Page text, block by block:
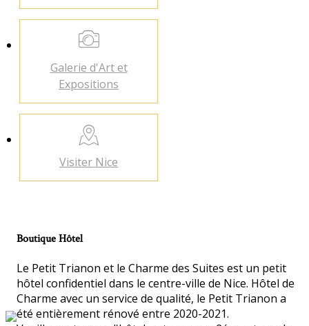
Galerie d'Artet
Expositions
Visiter Nice
Boutique Hôtel
Le Petit Trianon et le Charme des Suites est un petit
hôtel confidentiel dans le centre-ville de Nice. Hôtel de
Charme avec un service de qualité, le Petit Trianon a
été entièrement rénové entre 2020-2021.